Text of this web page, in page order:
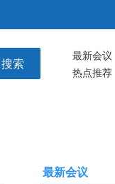
搜索 最新会议
热点推荐
最新会议